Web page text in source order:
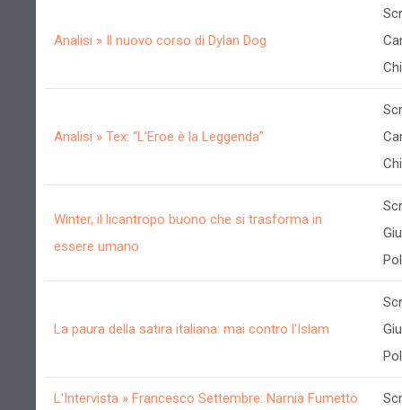
Analisi » Il nuovo corso di Dylan Dog
Analisi » Tex: “L’Eroe è la Leggenda”
Winter, il licantropo buono che si trasforma in
essere umano
La paura della satira italiana: mai contro l'Islam
L'Intervista » Francesco Settembre: Narnia Fumetto